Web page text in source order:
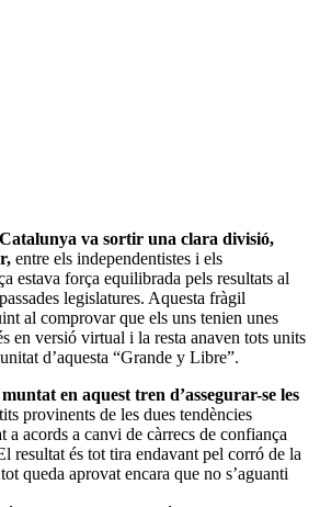
va sortir una clara divisió,
entre els independentistes i els
estava força equilibrada pels resultats al
legislatures. Aquesta fràgil
al comprovar que els uns tenien unes
en versió virtual i la resta anaven tots units
d’aquesta “Grande y Libre”.
en aquest tren d’assegurar-se les
provinents de les dues tendències
a acords a canvi de càrrecs de confiança
resultat és tot tira endavant pel corró de la
queda aprovat encara que no s’aguanti